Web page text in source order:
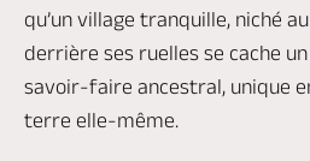
Agenda
Anjou Loir et Sarthe
qu’un village tranquille, niché
derrière ses ruelles se cache un
savoir-faire ancestral, unique
terre elle-même.